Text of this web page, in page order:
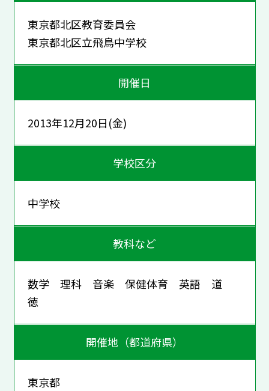
東京都北区教育委員会
東京都北区立飛鳥中学校
開催日
2013年12月20日(金)
学校区分
中学校
教科など
数学 理科 音楽 保健体育 英語 道
徳
開催地（都道府県）
東京都